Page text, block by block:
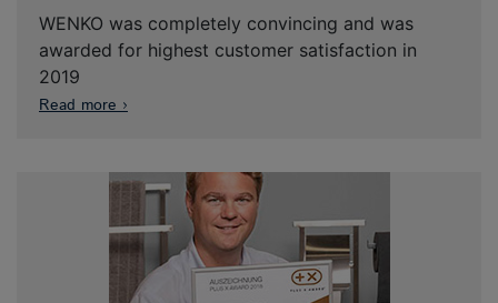
WENKO was completely convincing and was
awarded for highest customer satisfaction in
2019
Read more